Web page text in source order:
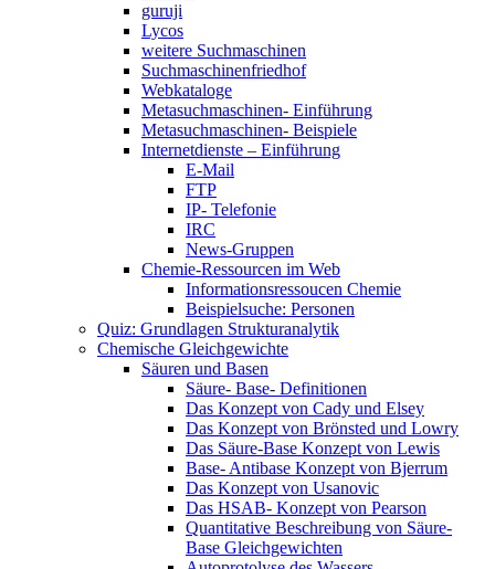
guruji
Lycos
weitere Suchmaschinen
Suchmaschinenfriedhof
Webkataloge
Metasuchmaschinen- Einführung
Metasuchmaschinen- Beispiele
Internetdienste – Einführung
E-Mail
FTP
IP- Telefonie
IRC
News-Gruppen
Chemie-Ressourcen im Web
Informationsressoucen Chemie
Beispielsuche: Personen
Quiz: Grundlagen Strukturanalytik
Chemische Gleichgewichte
Säuren und Basen
Säure- Base- Definitionen
Das Konzept von Cady und Elsey
Das Konzept von Brönsted und Lowry
Das Säure-Base Konzept von Lewis
Base- Antibase Konzept von Bjerrum
Das Konzept von Usanovic
Das HSAB- Konzept von Pearson
Quantitative Beschreibung von Säure-
Base Gleichgewichten